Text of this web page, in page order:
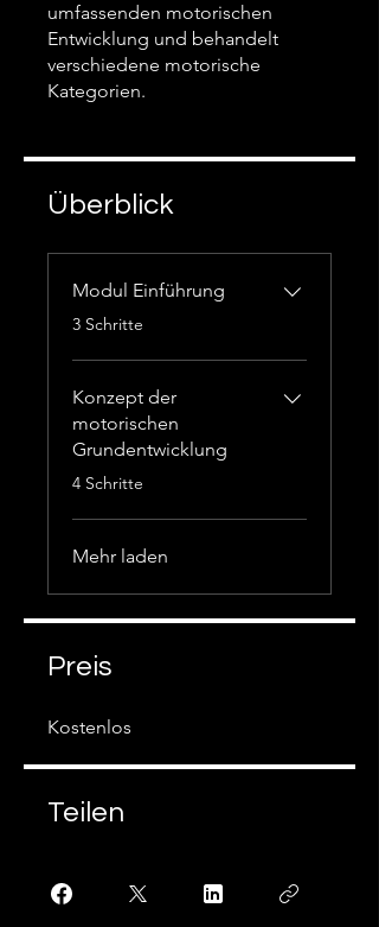
umfassenden motorischen
Entwicklung und behandelt
verschiedene motorische
Kategorien.
Überblick
Modul Einführung
.
3 Schritte
Konzept der
motorischen
Grundentwicklung
.
4 Schritte
Mehr laden
Preis
Kostenlos
Teilen